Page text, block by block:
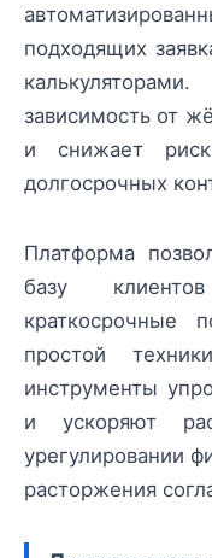
подходящих
зависимость от
и снижает
долгосрочных
Платформа
базу
краткосрочные
простой
инструменты
и ускоряют
урегулировании
расторжения